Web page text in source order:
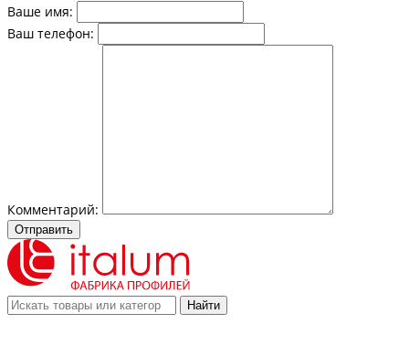
Ваше имя:
Ваш телефон:
Комментарий:
Отправить
Найти